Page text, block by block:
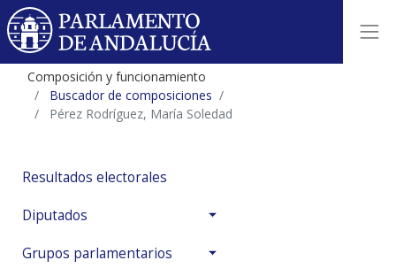
Composición y funcionamiento
Buscador de composiciones
Pérez Rodríguez, María Soledad
Resultados electorales
Diputados
Grupos parlamentarios